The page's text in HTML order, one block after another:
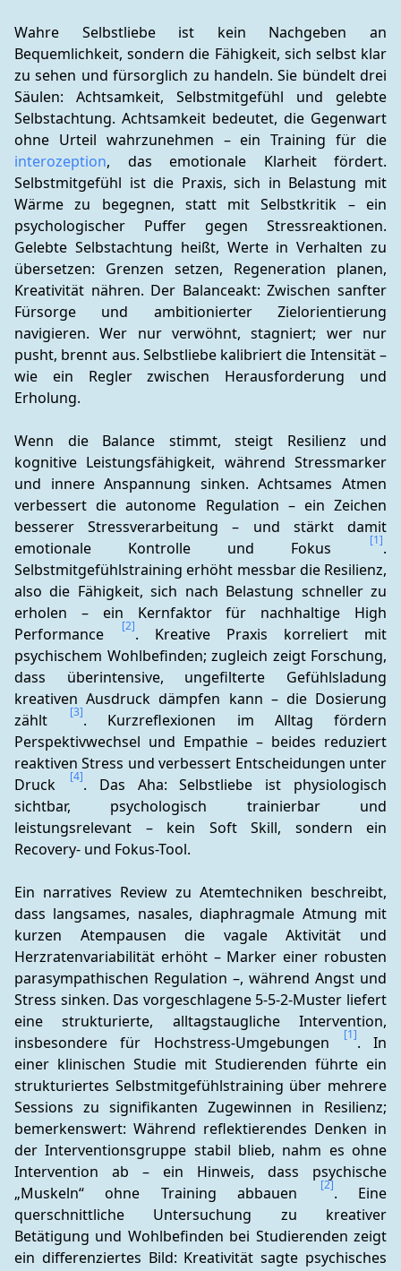
Wahre Selbstliebe ist kein Nachgeben an
Bequemlichkeit, sondern die Fähigkeit, sich selbst klar
zu sehen und fürsorglich zu handeln. Sie bündelt drei
Säulen: Achtsamkeit, Selbstmitgefühl und gelebte
Selbstachtung. Achtsamkeit bedeutet, die Gegenwart
interozeption, das emotionale Klarheit fördert.
Selbstmitgefühl ist die Praxis, sich in Belastung mit
Wärme zu begegnen, statt mit Selbstkritik – ein
psychologischer Puffer gegen Stressreaktionen.
Gelebte Selbstachtung heißt, Werte in Verhalten zu
übersetzen: Grenzen setzen, Regeneration planen,
Kreativität nähren. Der Balanceakt: Zwischen sanfter
Fürsorge und ambitionierter Zielorientierung
navigieren. Wer nur verwöhnt, stagniert; wer nur
pusht, brennt aus. Selbstliebe kalibriert die Intensität –
wie ein Regler zwischen Herausforderung und
Erholung.
Wenn die Balance stimmt, steigt Resilienz und
kognitive Leistungsfähigkeit, während Stressmarker
und innere Anspannung sinken. Achtsames Atmen
verbessert die autonome Regulation – ein Zeichen
besserer Stressverarbeitung – und stärkt damit
emotionale Kontrolle und Fokus
[1].
Selbstmitgefühlstraining erhöht messbar die Resilienz,
also die Fähigkeit, sich nach Belastung schneller zu
erholen – ein Kernfaktor für nachhaltige High
Performance
[2]. Kreative Praxis korreliert mit
psychischem Wohlbefinden; zugleich zeigt Forschung,
dass überintensive, ungefilterte Gefühlsladung
kreativen Ausdruck dämpfen kann – die Dosierung
zählt
[3]. Kurzreflexionen im Alltag fördern
Perspektivwechsel und Empathie – beides reduziert
reaktiven Stress und verbessert Entscheidungen unter
Druck
[4]. Das Aha: Selbstliebe ist physiologisch
sichtbar, psychologisch trainierbar und
leistungsrelevant – kein Soft Skill, sondern ein
Recovery- und Fokus-Tool.
Ein narratives Review zu Atemtechniken beschreibt,
dass langsames, nasales, diaphragmale Atmung mit
kurzen Atempausen die vagale Aktivität und
Herzratenvariabilität erhöht – Marker einer robusten
parasympathischen Regulation –, während Angst und
Stress sinken. Das vorgeschlagene 5-5-2-Muster liefert
eine strukturierte, alltagstaugliche Intervention,
insbesondere für Hochstress-Umgebungen
[1]. In
einer klinischen Studie mit Studierenden führte ein
strukturiertes Selbstmitgefühlstraining über mehrere
Sessions zu signifikanten Zugewinnen in Resilienz;
bemerkenswert: Während reflektierendes Denken in
der Interventionsgruppe stabil blieb, nahm es ohne
Intervention ab – ein Hinweis, dass psychische
„Muskeln“ ohne Training abbauen
[2]. Eine
querschnittliche Untersuchung zu kreativer
Betätigung und Wohlbefinden bei Studierenden zeigt
ein differenziertes Bild: Kreativität sagte psychisches